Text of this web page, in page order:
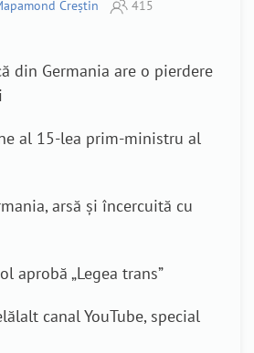
Creștin 415
din Germania are o pierdere
al 15-lea prim-ministru al
arsă și încercuită cu
aprobă „Legea trans”
canal YouTube, special